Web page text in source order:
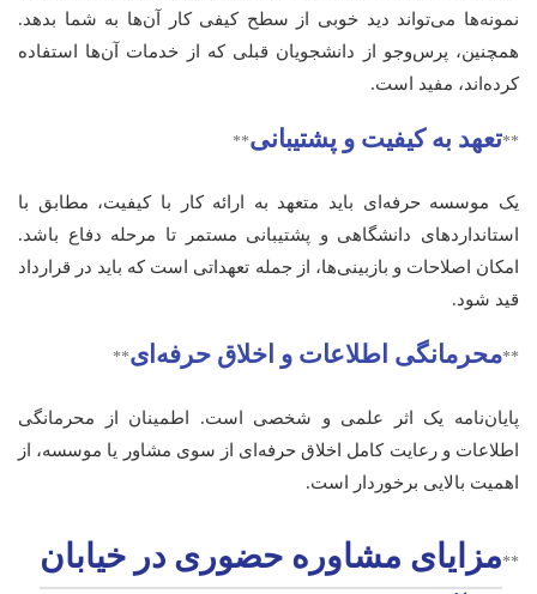
نمونه‌ها می‌تواند دید خوبی از سطح کیفی کار آن‌ها به شما بدهد.
همچنین، پرس‌وجو از دانشجویان قبلی که از خدمات آن‌ها استفاده
کرده‌اند، مفید است.
**تعهد به کیفیت و پشتیبانی**
یک موسسه حرفه‌ای باید متعهد به ارائه کار با کیفیت، مطابق با
استانداردهای دانشگاهی و پشتیبانی مستمر تا مرحله دفاع باشد.
امکان اصلاحات و بازبینی‌ها، از جمله تعهداتی است که باید در قرارداد
قید شود.
**محرمانگی اطلاعات و اخلاق حرفه‌ای**
پایان‌نامه یک اثر علمی و شخصی است. اطمینان از محرمانگی
اطلاعات و رعایت کامل اخلاق حرفه‌ای از سوی مشاور یا موسسه، از
اهمیت بالایی برخوردار است.
**مزایای مشاوره حضوری در خیابان